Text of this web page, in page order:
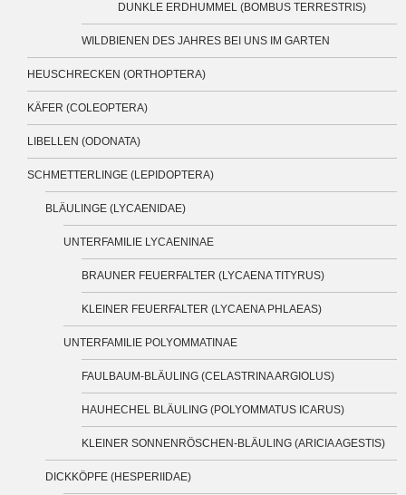
DUNKLE ERDHUMMEL (BOMBUS TERRESTRIS)
WILDBIENEN DES JAHRES BEI UNS IM GARTEN
HEUSCHRECKEN (ORTHOPTERA)
KÄFER (COLEOPTERA)
LIBELLEN (ODONATA)
SCHMETTERLINGE (LEPIDOPTERA)
BLÄULINGE (LYCAENIDAE)
UNTERFAMILIE LYCAENINAE
BRAUNER FEUERFALTER (LYCAENA TITYRUS)
KLEINER FEUERFALTER (LYCAENA PHLAEAS)
UNTERFAMILIE POLYOMMATINAE
FAULBAUM-BLÄULING (CELASTRINA ARGIOLUS)
HAUHECHEL BLÄULING (POLYOMMATUS ICARUS)
KLEINER SONNENRÖSCHEN-BLÄULING (ARICIA AGESTIS)
DICKKÖPFE (HESPERIIDAE)